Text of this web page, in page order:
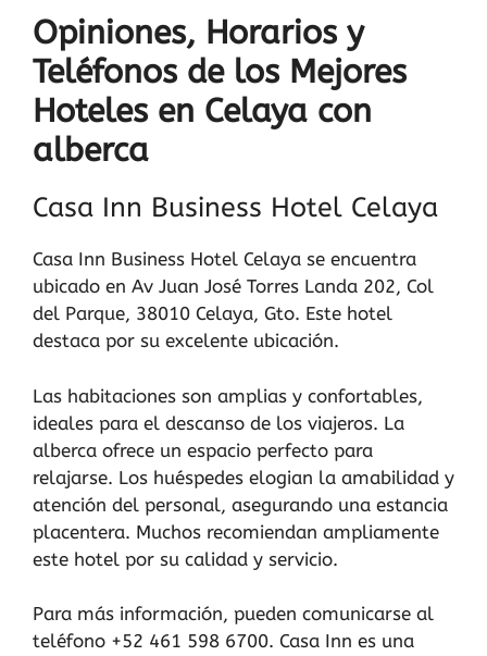
Opiniones, Horarios y
Teléfonos de los Mejores
Hoteles en Celaya con
alberca
Casa Inn Business Hotel Celaya
Casa Inn Business Hotel Celaya se encuentra
ubicado en Av Juan José Torres Landa 202, Col
del Parque, 38010 Celaya, Gto. Este hotel
destaca por su excelente ubicación.
Las habitaciones son amplias y confortables,
ideales para el descanso de los viajeros. La
alberca ofrece un espacio perfecto para
relajarse. Los huéspedes elogian la amabilidad y
atención del personal, asegurando una estancia
placentera. Muchos recomiendan ampliamente
este hotel por su calidad y servicio.
Para más información, pueden comunicarse al
teléfono +52 461 598 6700. Casa Inn es una